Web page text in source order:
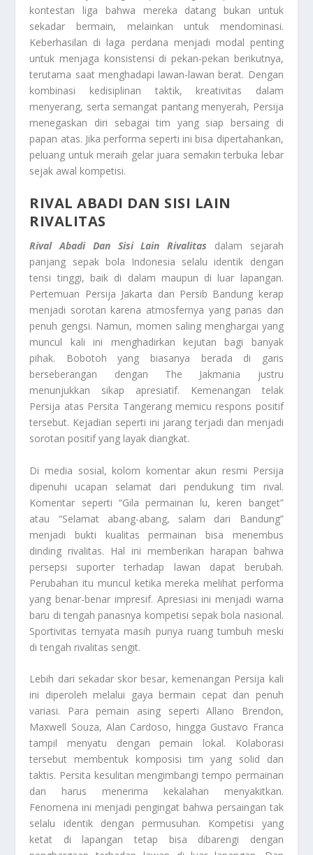
kontestan liga bahwa mereka datang bukan untuk
sekadar bermain, melainkan untuk mendominasi.
Keberhasilan di laga perdana menjadi modal penting
untuk menjaga konsistensi di pekan-pekan berikutnya,
terutama saat menghadapi lawan-lawan berat. Dengan
kombinasi kedisiplinan taktik, kreativitas dalam
menyerang, serta semangat pantang menyerah, Persija
menegaskan diri sebagai tim yang siap bersaing di
papan atas. Jika performa seperti ini bisa dipertahankan,
peluang untuk meraih gelar juara semakin terbuka lebar
sejak awal kompetisi.
RIVAL ABADI DAN SISI LAIN
RIVALITAS
Rival Abadi Dan Sisi Lain Rivalitas dalam sejarah
panjang sepak bola Indonesia selalu identik dengan
tensi tinggi, baik di dalam maupun di luar lapangan.
Pertemuan Persija Jakarta dan Persib Bandung kerap
menjadi sorotan karena atmosfernya yang panas dan
penuh gengsi. Namun, momen saling menghargai yang
muncul kali ini menghadirkan kejutan bagi banyak
pihak. Bobotoh yang biasanya berada di garis
berseberangan dengan The Jakmania justru
menunjukkan sikap apresiatif. Kemenangan telak
Persija atas Persita Tangerang memicu respons positif
tersebut. Kejadian seperti ini jarang terjadi dan menjadi
sorotan positif yang layak diangkat.
Di media sosial, kolom komentar akun resmi Persija
dipenuhi ucapan selamat dari pendukung tim rival.
Komentar seperti “Gila permainan lu, keren banget”
atau “Selamat abang-abang, salam dari Bandung”
menjadi bukti kualitas permainan bisa menembus
dinding rivalitas. Hal ini memberikan harapan bahwa
persepsi suporter terhadap lawan dapat berubah.
Perubahan itu muncul ketika mereka melihat performa
yang benar-benar impresif. Apresiasi ini menjadi warna
baru di tengah panasnya kompetisi sepak bola nasional.
Sportivitas ternyata masih punya ruang tumbuh meski
di tengah rivalitas sengit.
Lebih dari sekadar skor besar, kemenangan Persija kali
ini diperoleh melalui gaya bermain cepat dan penuh
variasi. Para pemain asing seperti Allano Brendon,
Maxwell Souza, Alan Cardoso, hingga Gustavo Franca
tampil menyatu dengan pemain lokal. Kolaborasi
tersebut membentuk komposisi tim yang solid dan
taktis. Persita kesulitan mengimbangi tempo permainan
dan harus menerima kekalahan menyakitkan.
Fenomena ini menjadi pengingat bahwa persaingan tak
selalu identik dengan permusuhan. Kompetisi yang
ketat di lapangan tetap bisa dibarengi dengan